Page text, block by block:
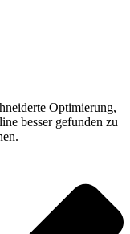
Optimierung,
besser gefunden zu